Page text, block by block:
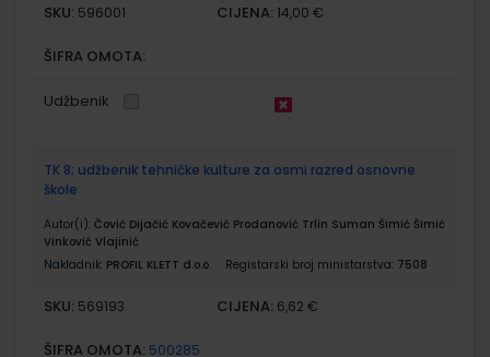
SKU: 596001 CIJENA: 14,00 €
ŠIFRA OMOTA:
Udžbenik
TK 8; udžbenik tehničke kulture za osmi razred osnovne
škole
Autor(i): Čović Dijačić Kovačević Prodanović Trlin Suman Šimić Šimić
Vinković Vlajinić
Nakladnik: PROFIL KLETT d.o.o. Registarski broj ministarstva: 7508
SKU: 569193 CIJENA: 6,62 €
ŠIFRA OMOTA: 500285